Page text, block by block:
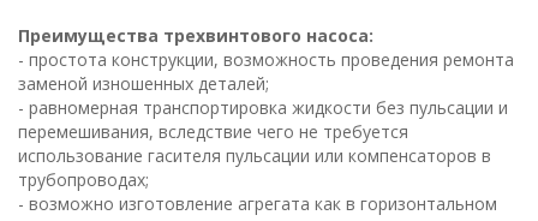
Преимущества трехвинтового насоса:
- простота конструкции, возможность проведения ремонта
заменой изношенных деталей;
- равномерная транспортировка жидкости без пульсации и
перемешивания, вследствие чего не требуется
использование гасителя пульсации или компенсаторов в
трубопроводах;
- возможно изготовление агрегата как в горизонтальном